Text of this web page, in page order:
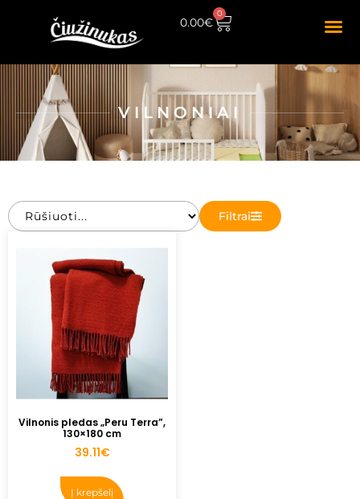
0.00€
0
VILNONIAI
Filtrai
Vilnonis pledas „Peru Terra”,
130×180 cm
39.11€
Į krepšelį